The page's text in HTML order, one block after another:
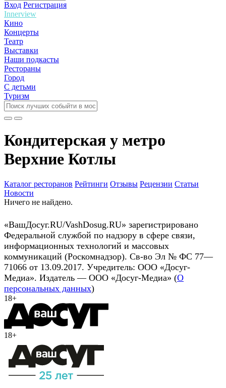
Вход Регистрация
Innerview
Кино
Концерты
Театр
Выставки
Наши подкасты
Рестораны
Город
С детьми
Туризм
Кондитерская у метро
Верхние Котлы
Каталог ресторанов Рейтинги Отзывы Рецензии Статьи
Новости
Ничего не найдено.
«ВашДосуг.RU/VashDosug.RU» зарегистрировано
Федеральной службой по надзору в сфере связи,
информационных технологий и массовых
коммуникаций (Роскомнадзор). Св-во Эл № ФС 77—
71066 от 13.09.2017. Учредитель: ООО «Досуг-
Медиа». Издатель — ООО «Досуг-Медиа» (О
персональных данных)
18+
18+